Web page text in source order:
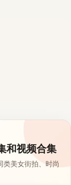
和视频合集
美女街拍、时尚